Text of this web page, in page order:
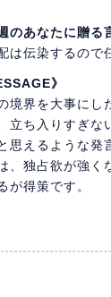
のあなたに贈る
は伝染するので
》
境界を大事にし
立ち入りすぎな
思えるような発
、独占欲が強く
が得策です。